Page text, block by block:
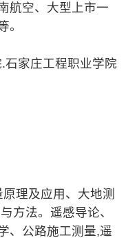
航空、大型上市一
。
家庄工程职业学院
理及应用、大地测
方法。遥感导论、
、公路施工测量,遥